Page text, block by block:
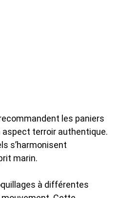
les paniers
aspect terroir authentique.
s’harmonisent
marin.
à différentes